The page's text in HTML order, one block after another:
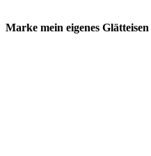
Marke mein eigenes Glätteisen